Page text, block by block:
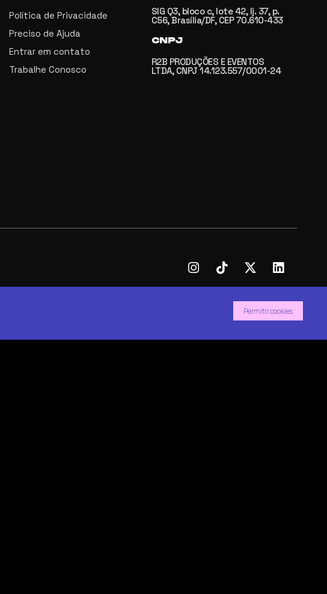
Permitir cookies
Política de Privacidade
Preciso de Ajuda
Entrar em contato
Trabalhe Conosco
SIG Q3, bloco c, lote 42, lj. 37, p.
C56, Brasília/DF, CEP 70.610-433
CNPJ
R2B PRODUÇÕES E EVENTOS
LTDA, CNPJ 14.123.557/0001-24